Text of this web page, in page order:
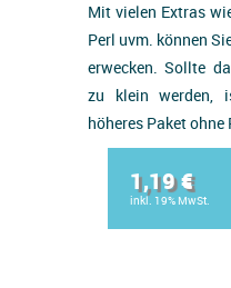
Mit vielen Extras
Perl uvm. können
erwecken. Sollte
zu klein werden,
höheres Paket
1,19 €
inkl. 19% MwSt.